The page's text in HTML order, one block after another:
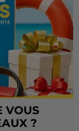
VOUS
?